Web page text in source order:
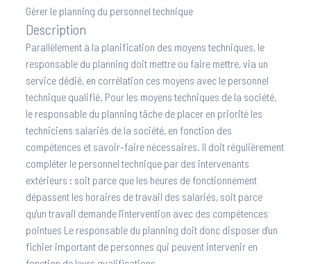
Gérer le planning du personnel technique
Description
Parallèlement à la planification des moyens techniques, le
responsable du planning doit mettre ou faire mettre, via un
service dédié, en corrélation ces moyens avec le personnel
technique qualifié. Pour les moyens techniques de la société,
le responsable du planning tâche de placer en priorité les
techniciens salariés de la société, en fonction des
compétences et savoir-faire nécessaires. Il doit régulièrement
compléter le personnel technique par des intervenants
extérieurs : soit parce que les heures de fonctionnement
dépassent les horaires de travail des salariés, soit parce
qu'un travail demande l'intervention avec des compétences
pointues Le responsable du planning doit donc disposer d'un
fichier important de personnes qui peuvent intervenir en